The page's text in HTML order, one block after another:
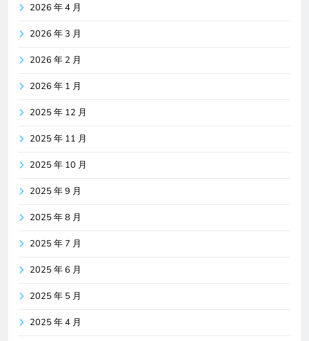
2026 年 4 月
2026 年 3 月
2026 年 2 月
2026 年 1 月
2025 年 12 月
2025 年 11 月
2025 年 10 月
2025 年 9 月
2025 年 8 月
2025 年 7 月
2025 年 6 月
2025 年 5 月
2025 年 4 月